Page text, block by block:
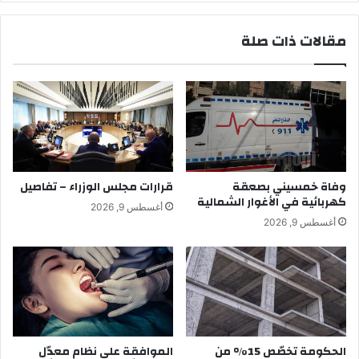
مقالات ذات صلة
وفاة خمسيني بصعقة
كهربائية في الأغوار الشمالية
أغسطس 9, 2026
قرارات مجلس الوزراء – تفاصيل
أغسطس 9, 2026
الحكومة تخصّص 15% من الموافقة على نظام معدّل